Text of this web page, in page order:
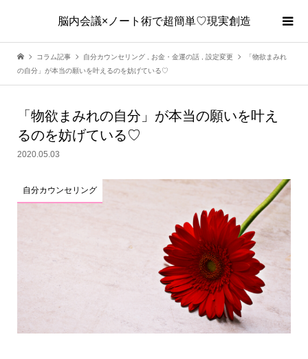
脳内会議×ノート術で超簡単♡現実創造
コラム記事 自分カウンセリング お金・金運の話 設定変更
「物欲まみれ
の自分」が本当の願いを叶えるのを妨げている♡
「物欲まみれの自分」が本当の願いを叶え
るのを妨げている♡
2020.05.03
自分カウンセリング